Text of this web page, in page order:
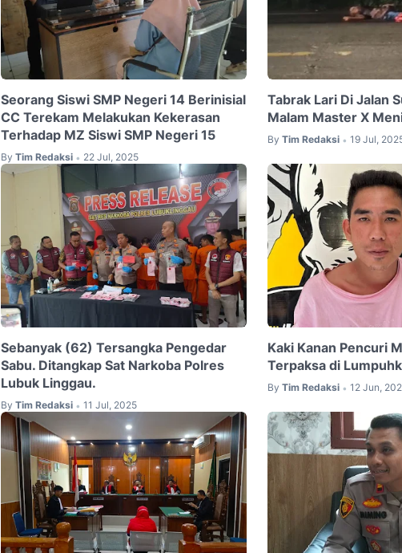
Seorang Siswi SMP Negeri 14 Berinisial
CC Terekam Melakukan Kekerasan
Terhadap MZ Siswi SMP Negeri 15
By Tim Redaksi • 22 Jul, 2025
Tabrak Lari Di Jalan
Malam Master X
By Tim Redaksi • 19 Jul,
Sebanyak (62) Tersangka Pengedar
Sabu. Ditangkap Sat Narkoba Polres
Lubuk Linggau.
By Tim Redaksi • 11 Jul, 2025
Kaki Kanan Pencuri
Terpaksa di
By Tim Redaksi • 12 Jun,